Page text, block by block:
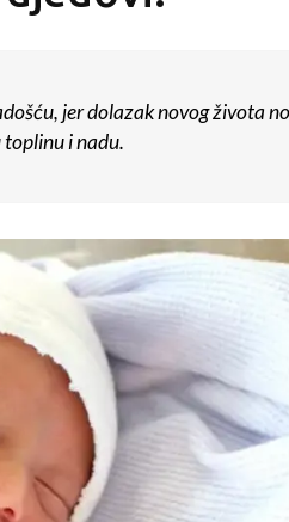
jer dolazak novog života
toplinu i nadu.